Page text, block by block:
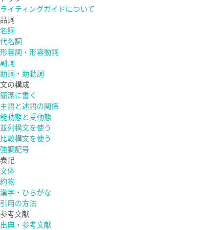
ライティングガイドについて
品詞
名詞
代名詞
形容詞・形容動詞
副詞
助詞・助動詞
文の構成
簡潔に書く
主語と述語の関係
能動態と受動態
並列構文を使う
比較構文を使う
強調記号
表記
文体
約物
漢字・ひらがな
引用の方法
参考文献
出典・参考文献